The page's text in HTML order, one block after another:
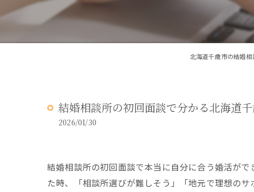
北海道千歳市の結婚相
結婚相談所の初回面談で分かる北海道
2026/01/30
結婚相談所の初回面談で本当に自分に合う婚活が
た時、「相談所選びが難しそう」「地元で理想の